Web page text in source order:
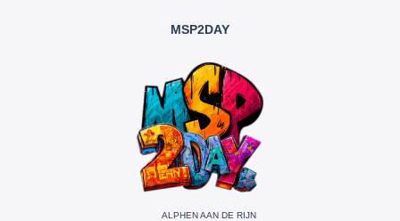
MSP2DAY
ALPHEN AAN DE RIJN